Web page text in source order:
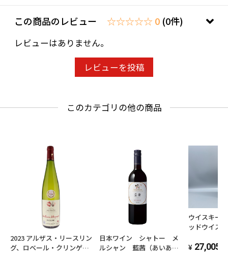
この商品のレビュー ☆☆☆☆☆ 0 (0件)
レビューはありません。
レビューを投稿
このカテゴリの他の商品
2023 アルザス・リースリン
グ、ロベール・クリンゲン
日本ワイン シャトー メ
ルシャン 藍茜（あいあか
ウイスキー
ッドウイス
27,005